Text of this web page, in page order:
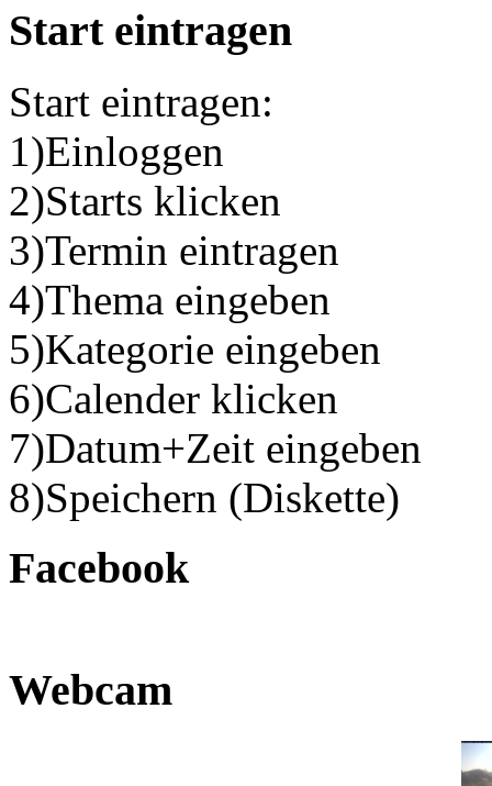
Start eintragen
Start eintragen:
1)Einloggen
2)Starts klicken
3)Termin eintragen
4)Thema eingeben
5)Kategorie eingeben
6)Calender klicken
7)Datum+Zeit eingeben
8)Speichern (Diskette)
Facebook
Webcam